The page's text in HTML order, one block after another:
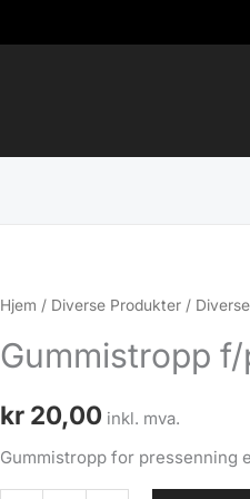
Hjem / Diverse Produkter / Diverse
Gummistropp
kr 20,00 inkl. mva.
Gummistropp for pressenning